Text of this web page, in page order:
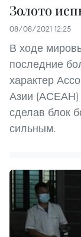
Золото
08/08/2021 12:25
В ходе
последние
характер
Азии (АСЕАН)
сделав блок
сильным.